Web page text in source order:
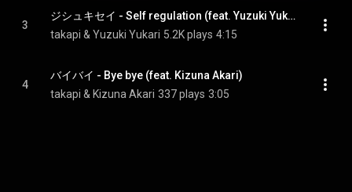
3
ジシュキセイ - Self regulation (feat. Yuzuki Yukari)
takapi & Yuzuki Yukari 5.2K plays 4:15
4
バイバイ - Bye bye (feat. Kizuna Akari)
takapi & Kizuna Akari 337 plays 3:05